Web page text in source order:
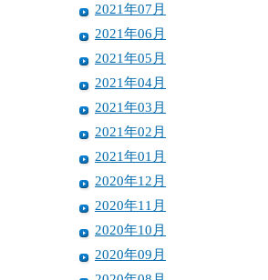
2021年07月
2021年06月
2021年05月
2021年04月
2021年03月
2021年02月
2021年01月
2020年12月
2020年11月
2020年10月
2020年09月